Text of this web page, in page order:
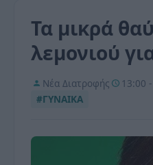
Τα μικρά
λεμονιού
Νέα Διατροφής
13:00
#ΓΥΝΑΙΚΑ